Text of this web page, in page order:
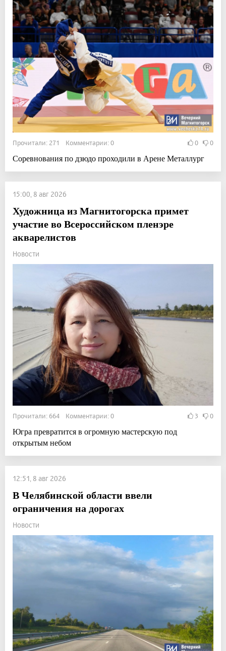
Прочитали: 271 Комментарии: 0 0 0
Соревнования по дзюдо проходили в Арене Металлург
15:00, 8 авг 2026
Художница из Магнитогорска примет
участие во Всероссийском пленэре
акварелистов
Новости
Прочитали: 664 Комментарии: 0 3 0
Югра превратится в огромную мастерскую под
открытым небом
12:51, 8 авг 2026
В Челябинской области ввели
ограничения на дорогах
Новости